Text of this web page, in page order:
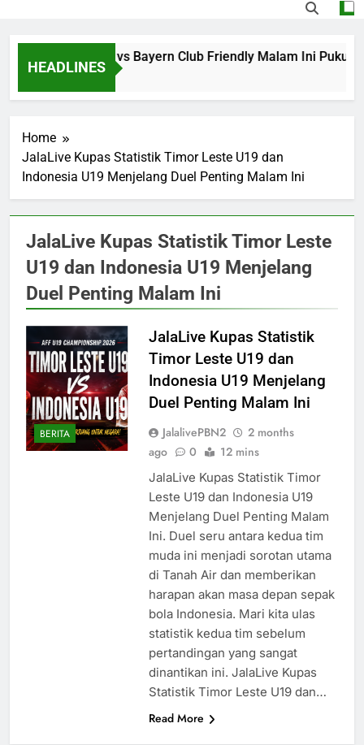
HEADLINES
Aston Villa vs Bayern Club Friendly Malam Ini Pukul
Hours Ago
Home
JalaLive Kupas Statistik Timor Leste U19 dan
Indonesia U19 Menjelang Duel Penting Malam Ini
JalaLive Kupas Statistik Timor Leste
U19 dan Indonesia U19 Menjelang
Duel Penting Malam Ini
BERITA
JalaLive Kupas Statistik
Timor Leste U19 dan
Indonesia U19 Menjelang
Duel Penting Malam Ini
JalalivePBN2
2 months
ago
0 12 mins
JalaLive Kupas Statistik Timor
Leste U19 dan Indonesia U19
Menjelang Duel Penting Malam
Ini. Duel seru antara kedua tim
muda ini menjadi sorotan utama
di Tanah Air dan memberikan
harapan akan masa depan sepak
bola Indonesia. Mari kita ulas
statistik kedua tim sebelum
pertandingan yang sangat
dinantikan ini. JalaLive Kupas
Statistik Timor Leste U19 dan…
Read More